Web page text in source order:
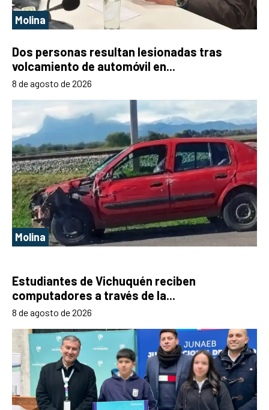
Molina
Dos personas resultan lesionadas tras
volcamiento de automóvil en...
8 de agosto de 2026
Molina
Estudiantes de Vichuquén reciben
computadores a través de la...
8 de agosto de 2026